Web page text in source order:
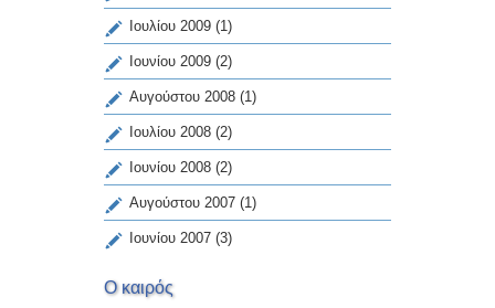
Ιουλίου 2009 (1)
Ιουνίου 2009 (2)
Αυγούστου 2008 (1)
Ιουλίου 2008 (2)
Ιουνίου 2008 (2)
Αυγούστου 2007 (1)
Ιουνίου 2007 (3)
Ο καιρός